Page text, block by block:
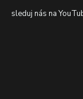
sleduj nás na